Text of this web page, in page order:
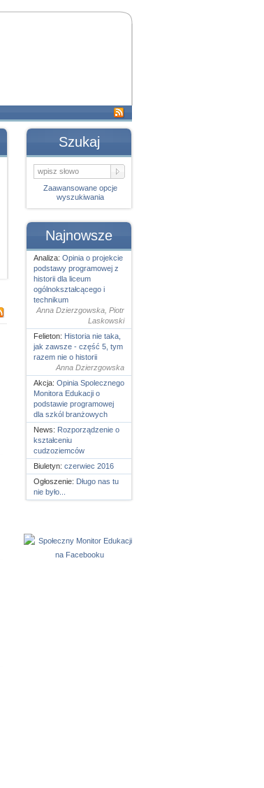
Szukaj
Zaawansowane opcje
wyszukiwania
Najnowsze
Analiza: Opinia o projekcie
podstawy programowej z
historii dla liceum
ogólnokształcącego i
technikum
Anna Dzierzgowska, Piotr
Laskowski
Felieton: Historia nie taka,
jak zawsze - część 5, tym
razem nie o historii
Anna Dzierzgowska
Akcja: Opinia Spolecznego
Monitora Edukacji o
podstawie programowej
dla szkól branżowych
News: Rozporządzenie o
kształceniu
cudzoziemców
Biuletyn: czerwiec 2016
Ogłoszenie: Długo nas tu
nie było...